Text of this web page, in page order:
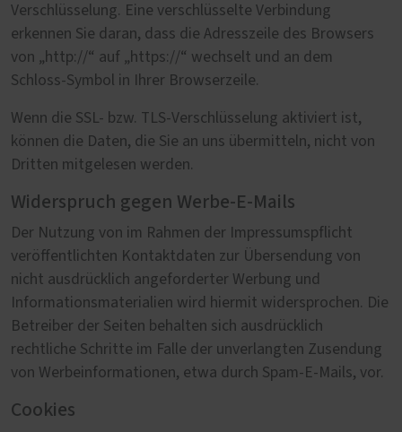
Verschlüsselung. Eine verschlüsselte Verbindung
erkennen Sie daran, dass die Adresszeile des Browsers
von „http://“ auf „https://“ wechselt und an dem
Schloss-Symbol in Ihrer Browserzeile.
Wenn die SSL- bzw. TLS-Verschlüsselung aktiviert ist,
können die Daten, die Sie an uns übermitteln, nicht von
Dritten mitgelesen werden.
Widerspruch gegen Werbe-E-Mails
Der Nutzung von im Rahmen der Impressumspflicht
veröffentlichten Kontaktdaten zur Übersendung von
nicht ausdrücklich angeforderter Werbung und
Informationsmaterialien wird hiermit widersprochen. Die
Betreiber der Seiten behalten sich ausdrücklich
rechtliche Schritte im Falle der unverlangten Zusendung
von Werbeinformationen, etwa durch Spam-E-Mails, vor.
Cookies